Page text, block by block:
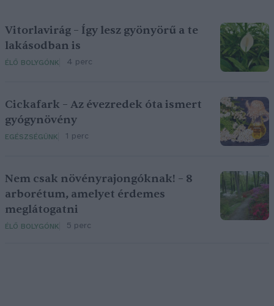
Vitorlavirág – Így lesz gyönyörű a te
lakásodban is
ÉLŐ BOLYGÓNK 4 perc
Cickafark – Az évezredek óta ismert
gyógynövény
EGÉSZSÉGÜNK 1 perc
Nem csak növényrajongóknak! – 8
arborétum, amelyet érdemes
meglátogatni
ÉLŐ BOLYGÓNK 5 perc